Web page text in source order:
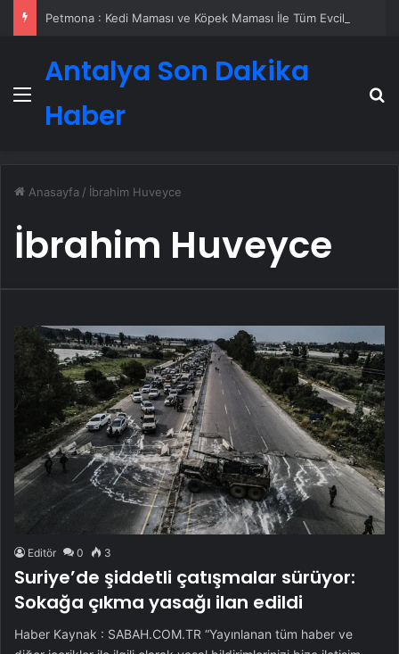
Menü
Antalya Son Dakika
Haber
Anasayfa / İbrahim Huveyce
İbrahim Huveyce
Editör 0 3
Suriye’de şiddetli çatışmalar sürüyor:
Sokağa çıkma yasağı ilan edildi
Haber Kaynak : SABAH.COM.TR “Yayınlanan tüm haber ve